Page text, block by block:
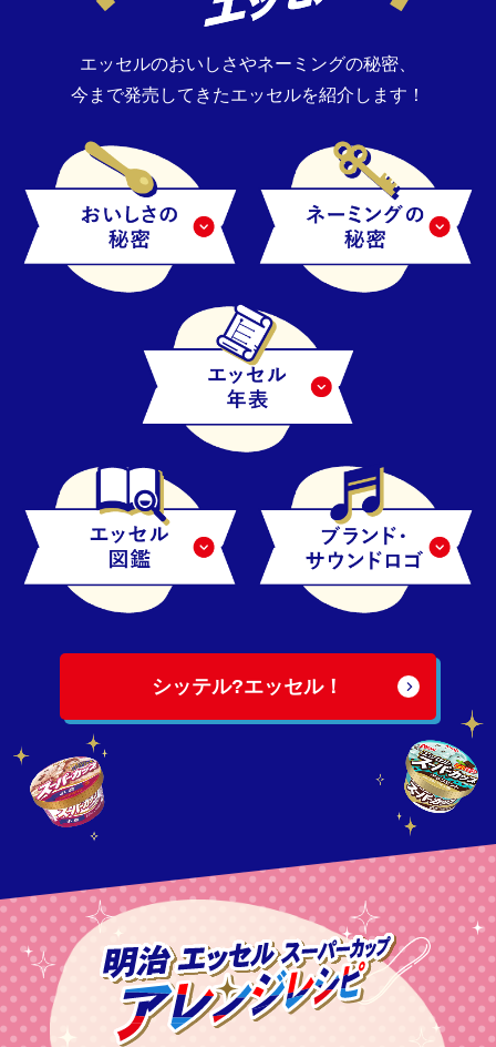
エッセルのおいしさやネーミングの秘密、
今まで発売してきたエッセルを紹介します！
シッテル?エッセル！